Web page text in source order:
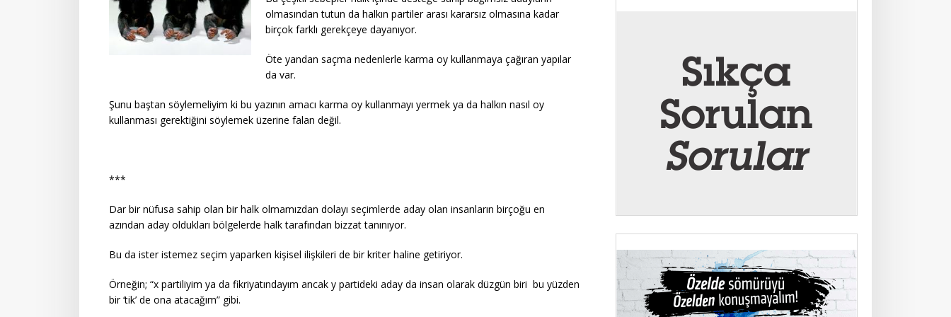
olmasından tutun da halkın partiler arası kararsız olmasına kadar
birçok farklı gerekçeye dayanıyor.
Öte yandan saçma nedenlerle karma oy kullanmaya çağıran yapılar
da var.
Şunu baştan söylemeliyim ki bu yazının amacı karma oy kullanmayı yermek ya da halkın nasıl oy
kullanması gerektiğini söylemek üzerine falan değil.
***
Dar bir nüfusa sahip olan bir halk olmamızdan dolayı seçimlerde aday olan insanların birçoğu en
azından aday oldukları bölgelerde halk tarafından bizzat tanınıyor.
Bu da ister istemez seçim yaparken kişisel ilişkileri de bir kriter haline getiriyor.
Örneğin; “x partiliyim ya da fikriyatındayım ancak y partideki aday da insan olarak düzgün biri bu yüzden
bir ‘tik’ de ona atacağım” gibi.